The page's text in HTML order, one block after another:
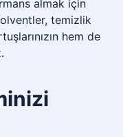
almak için
temizlik
hem de